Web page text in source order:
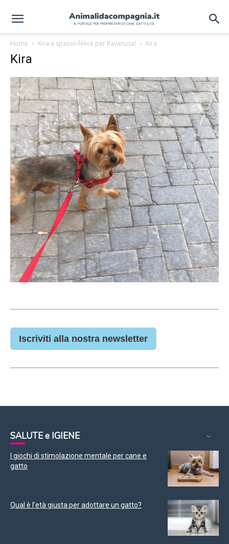
Home Kira a spasso felice per Ravanusa! Kira
Kira
Iscriviti alla nostra newsletter
SALUTE e IGIENE
I giochi di stimolazione mentale per cane e
gatto
Qual è l’età giusta per adottare un gatto?